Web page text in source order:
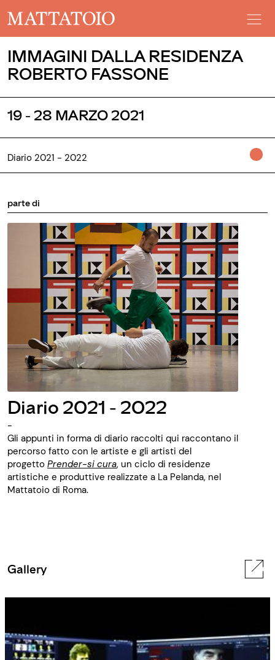
IMMAGINI DALLA RESIDENZA
ROBERTO FASSONE
19 - 28 MARZO 2021
Diario 2021 - 2022
parte di
Diario 2021 - 2022
-
Gli appunti in forma di diario raccolti qui raccontano il
percorso fatto con le artiste e gli artisti del
progetto Prender-si cura, un ciclo di residenze
artistiche e produttive realizzate a La Pelanda, nel
Mattatoio di Roma.
Gallery